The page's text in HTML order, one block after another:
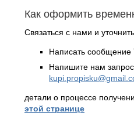
Как оформить
Связаться с нами и
Написать
Напишите нам
детали о процессе
этой странице